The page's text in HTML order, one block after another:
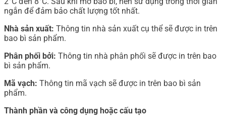
ngắn để đảm bảo chất lượng tốt nhất.
Nhà sản xuất: Thông tin nhà sản xuất cụ thể sẽ được in trên
bao bì sản phẩm.
Phân phối bởi: Thông tin nhà phân phối sẽ được in trên bao
bì sản phẩm.
Mã vạch: Thông tin mã vạch sẽ được in trên bao bì sản
phẩm.
Thành phần và công dụng hoặc cấu tạo